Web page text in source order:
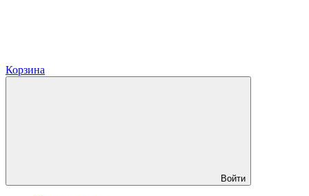
Корзина
Войти